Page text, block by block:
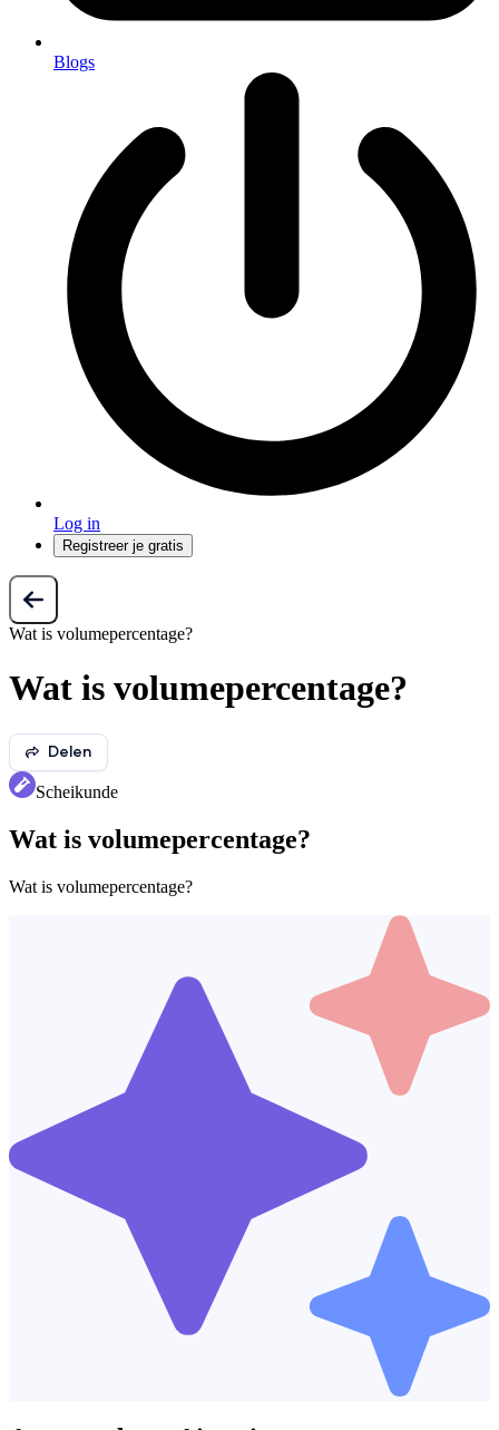
Blogs
Log in
Registreer je gratis
Wat is volumepercentage?
Wat is volumepercentage?
Delen
Scheikunde
Wat is volumepercentage?
Wat is volumepercentage?